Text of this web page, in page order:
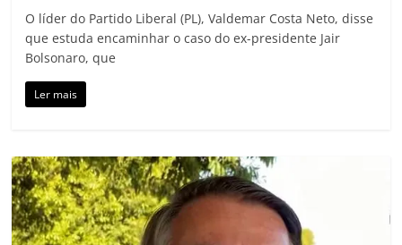
O líder do Partido Liberal (PL), Valdemar Costa Neto, disse
que estuda encaminhar o caso do ex-presidente Jair
Bolsonaro, que
Ler mais